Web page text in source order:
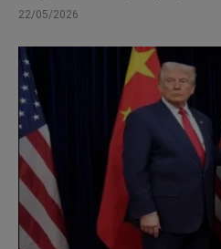
22/05/2026